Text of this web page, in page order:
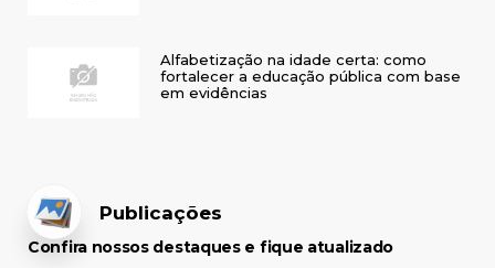
Alfabetização na idade certa: como
fortalecer a educação pública com base
em evidências
Publicações
Confira nossos destaques e fique atualizado